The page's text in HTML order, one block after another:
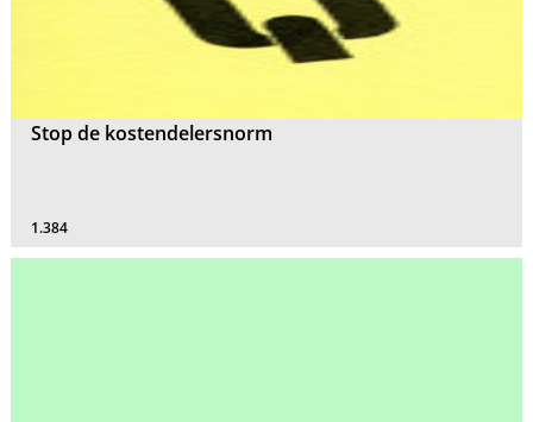
Stop de kostendelersnorm
1.384